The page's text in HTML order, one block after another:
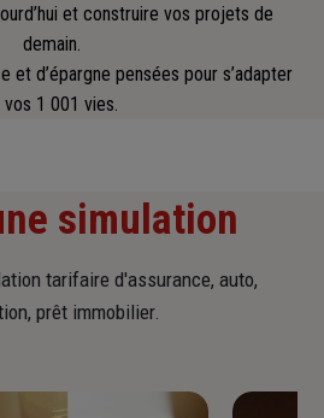
et construire vos projets de
demain.
et d’épargne pensées pour s’adapter
vos 1 001 vies.
simulation
tarifaire d'assurance, auto,
prêt immobilier.